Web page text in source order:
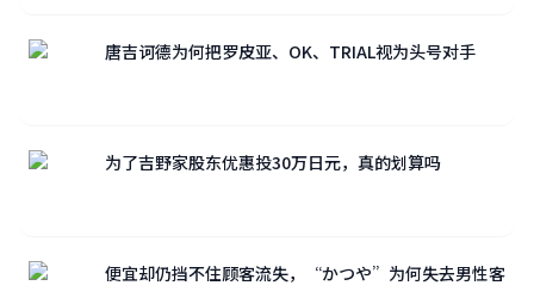
唐吉诃德为何把罗皮亚、OK、TRIAL视为头号对手
为了吉野家股东优惠投30万日元，真的划算吗
便宜却仍挡不住顾客流失，“かつや”为何失去男性客